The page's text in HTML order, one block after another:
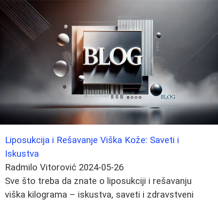
Liposukcija i Rešavanje Viška Kože: Saveti i
Iskustva
Radmilo Vitorović 2024-05-26
Sve što treba da znate o liposukciji i rešavanju
viška kilograma – iskustva, saveti i zdravstveni